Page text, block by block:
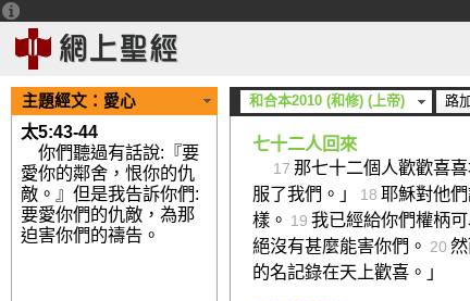
主題經文： 愛心
太5:43-44
你們聽過有話說:『要
愛你的鄰舍，恨你的仇
敵。』但是我告訴你們:
要愛你們的仇敵，為那
迫害你們的禱告。
和合本2010 (和修) (上帝) 路
你以為要被舉到天上嗎
耶穌又對門徒說：「聽
我；棄絕我的就是棄絕差遣
七十二人回來
17 那七十二個人歡歡喜
服了我們。」
18 耶穌對他
樣。 19 我已經給你們權柄
絕沒有甚麼能害你們。 20
的名記錄在天上歡喜。」